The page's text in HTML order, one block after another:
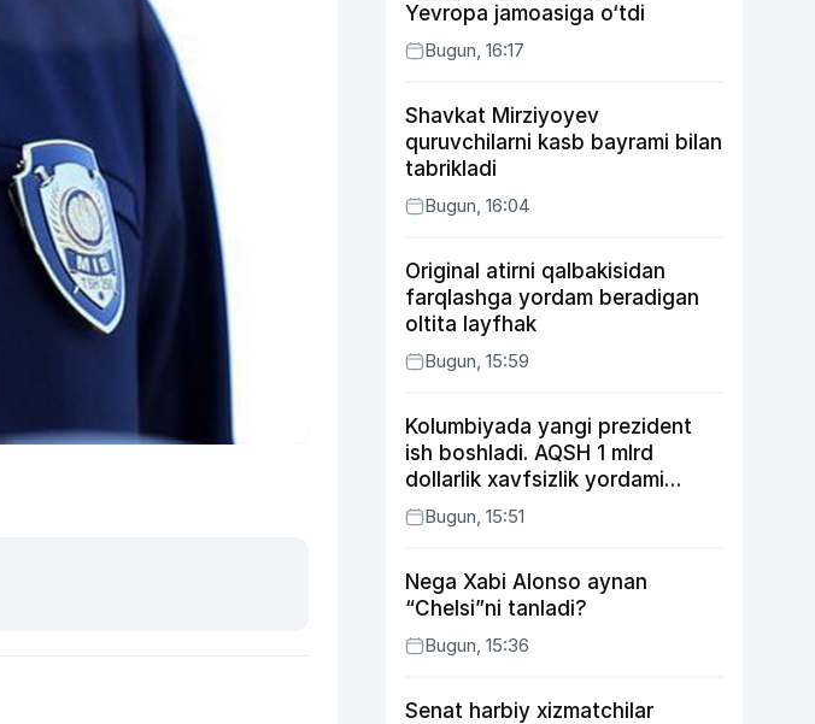
Yevropa jamoasiga o‘tdi
Bugun, 16:17
Shavkat Mirziyoyev
quruvchilarni kasb bayrami bilan
tabrikladi
Bugun, 16:04
Original atirni qalbakisidan
farqlashga yordam beradigan
oltita layfhak
Bugun, 15:59
Kolumbiyada yangi prezident
ish boshladi. AQSH 1 mlrd
dollarlik xavfsizlik yordami
bermoqchi
Bugun, 15:51
Nega Xabi Alonso aynan
“Chelsi”ni tanladi?
Bugun, 15:36
Senat harbiy xizmatchilar